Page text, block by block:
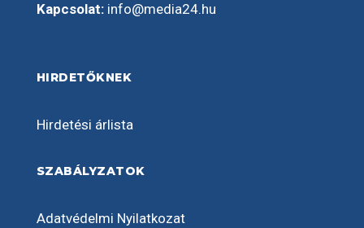
Kapcsolat: info@media24.hu
HIRDETŐKNEK
Hirdetési árlista
SZABÁLYZATOK
Adatvédelmi Nyilatkozat